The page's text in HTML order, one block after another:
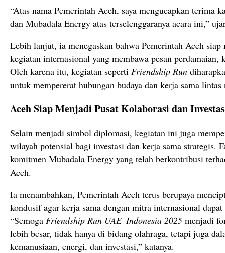
“Atas nama Pemerintah Aceh, saya mengucapkan terima
dan Mubadala Energy atas terselenggaranya acara ini,”
Lebih lanjut, ia menegaskan bahwa Pemerintah Aceh
kegiatan internasional yang membawa pesan perdamaian,
Oleh karena itu, kegiatan seperti Friendship Run
untuk mempererat hubungan budaya dan kerja sama lintas
Aceh Siap Menjadi Pusat Kolaborasi dan
Selain menjadi simbol diplomasi, kegiatan ini juga
wilayah potensial bagi investasi dan kerja sama strategis.
komitmen Mubadala Energy yang telah berkontribusi
Aceh.
Ia menambahkan, Pemerintah Aceh terus berupaya
kondusif agar kerja sama dengan mitra internasional
“Semoga Friendship Run UAE–Indonesia 2025 menjadi
lebih besar, tidak hanya di bidang olahraga, tetapi juga
kemanusiaan, energi, dan investasi,” katanya.